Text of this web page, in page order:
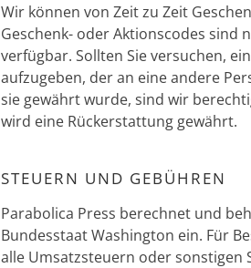
Wir können von Zeit zu Zeit
Geschenk- oder Aktionscodes sind
verfügbar. Sollten Sie versuchen,
aufzugeben, der an eine andere
sie gewährt wurde, sind wir
wird eine Rückerstattung gewährt.
STEUERN UND GEBÜHREN
Parabolica Press berechnet und
Bundesstaat Washington ein. Für
alle Umsatzsteuern oder sonstigen